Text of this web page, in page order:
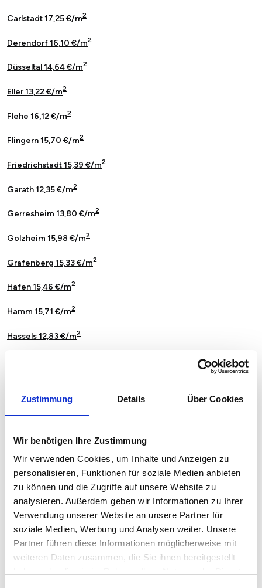
Zustimmung Details Über Cookies
Wir benötigen Ihre Zustimmung
Wir verwenden Cookies, um Inhalte und Anzeigen zu
personalisieren, Funktionen für soziale Medien anbieten
zu können und die Zugriffe auf unsere Website zu
analysieren. Außerdem geben wir Informationen zu Ihrer
Verwendung unserer Website an unsere Partner für
soziale Medien, Werbung und Analysen weiter. Unsere
Partner führen diese Informationen möglicherweise mit
weiteren Daten zusammen, die Sie ihnen bereitgestellt
Carlstadt 17,25 €/m2
Derendorf 16,10 €/m2
Düsseltal 14,64 €/m2
Eller 13,22 €/m2
Flehe 16,12 €/m2
Flingern 15,70 €/m2
Friedrichstadt 15,39 €/m2
Garath 12,35 €/m2
Gerresheim 13,80 €/m2
Golzheim 15,98 €/m2
Grafenberg 15,33 €/m2
Hafen 15,46 €/m2
Hamm 15,71 €/m2
Hassels 12,83 €/m2
Hubbelrath 14,50 €/m2
Lierenfeld 13,14 €/m
Lohausen 15,46 €/m
Ludenberg 15,09 €/m2
Lörick 15,62 €/m2
Mörsenbroich 13,89 €/m
2